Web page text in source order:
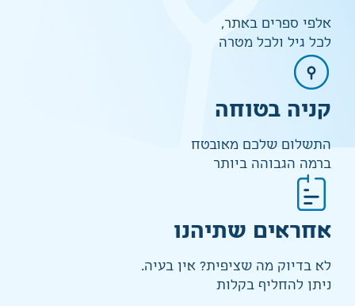
אלפי ספרים באתר,
לכל גיל ולכל מטרה
קניה בטוחה
התשלום שלכם מאובטח
ברמה הגבוהה ביותר
אחראים שתיהנו
לא בדיוק מה שציפית? אין בעיה.
ניתן להחליף בקלות